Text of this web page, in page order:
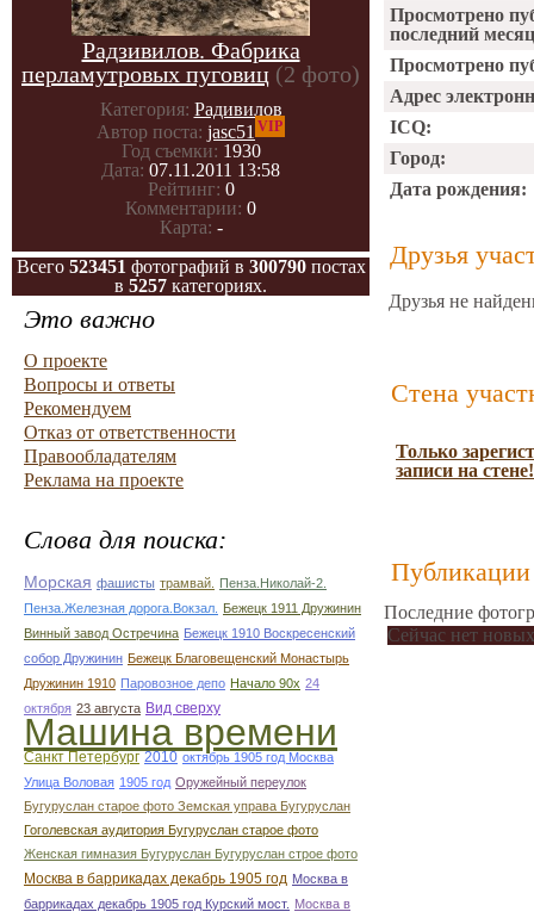
Радзивилов. Фабрика
перламутровых пуговиц (2 фото)
Категория: Радивилов
Автор поста: jasc51 VIP
Год съемки: 1930
Дата: 07.11.2011 13:58
Рейтинг: 0
Комментарии: 0
Карта: -
Всего 523451 фотографий в 300790постах
в 5257 категориях.
Это важно
О проекте
Вопросы и ответы
Рекомендуем
Отказ от ответственности
Правообладателям
Реклама на проекте
Слова для поиска:
Морская фашисты трамвай.
Пенза.Николай-2.
Пенза.Железная дорога.Вокзал.
Бежецк 1911 Дружинин
Винный завод Остречина Бежецк 1910 Воскресенский
собор Дружинин Бежецк Благовещенский Монастырь
Дружинин 1910 Паровозное депо Начало 90х 24
октября 23 августа Вид сверху
Машина времени
Санкт Петербург 2010 октябрь 1905 год Москва
Улица Воловая 1905 год Оружейный переулок
Бугуруслан старое фото Земская управа Бугуруслан
Гоголевская аудитория Бугуруслан старое фото
Женская гимназия Бугуруслан Бугуруслан строе фото
Москва в баррикадах декабрь 1905 год Москва в
баррикадах декабрь 1905 год Курский мост. Москва в
Просмотрено
последний
Просмотрено
Адрес
ICQ:
Город:
Дата рождения:
Друзья
Друзья не
Стена
Только
записи на стене!
Публикации
Последние
Сейчас нет